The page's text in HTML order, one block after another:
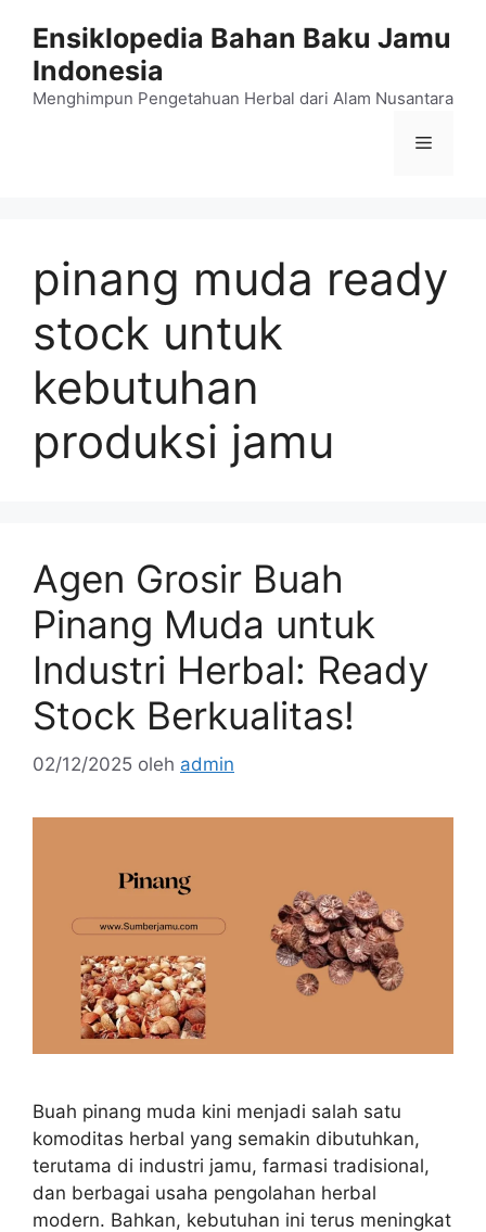
Ensiklopedia Bahan Baku Jamu
Indonesia
Menghimpun Pengetahuan Herbal dari Alam Nusantara
Menu
pinang muda ready
stock untuk
kebutuhan
produksi jamu
Agen Grosir Buah
Pinang Muda untuk
Industri Herbal: Ready
Stock Berkualitas!
02/12/2025 oleh admin
Buah pinang muda kini menjadi salah satu
komoditas herbal yang semakin dibutuhkan,
terutama di industri jamu, farmasi tradisional,
dan berbagai usaha pengolahan herbal
modern. Bahkan, kebutuhan ini terus meningkat